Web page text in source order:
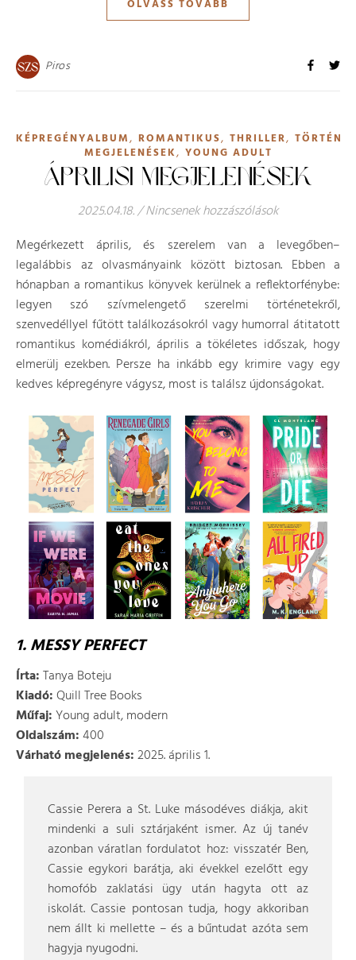
OLVASS TOVÁBB
Piros
KÉPREGÉNYALBUM, ROMANTIKUS, THRILLER,
MEGJELENÉSEK, YOUNG ADULT
ÁPRILISI MEGJELENÉSEK
2025.04.18./Nincsenek hozzászólások
Megérkezett április, és szerelem van a levegőben–
legalábbis az olvasmányaink között biztosan. Ebben a
hónapban a romantikus könyvek kerülnek a reflektorfénybe:
legyen szó szívmelengető szerelmi történetekről,
szenvedéllyel fűtött találkozásokról vagy humorral átitatott
romantikus komédiákról, április a tökéletes időszak, hogy
elmerülj ezekben. Persze ha inkább egy krimire vagy egy
kedves képregényre vágysz, most is találsz újdonságokat.
1. MESSY PERFECT
Írta:Tanya Boteju
Kiadó:Quill Tree Books
Műfaj:Young adult, modern
Oldalszám:400
Várható megjelenés:2025. április 1.
Cassie Perera a St. Luke másodéves diákja, akit
mindenki a suli sztárjaként ismer. Az új tanév
azonban váratlan fordulatot hoz: visszatér Ben,
Cassie egykori barátja, aki évekkel ezelőtt egy
homofób zaklatási ügy után hagyta ott az
iskolát. Cassie pontosan tudja, hogy akkoriban
nem állt ki mellette – és a bűntudat azóta sem
hagyja nyugodni.